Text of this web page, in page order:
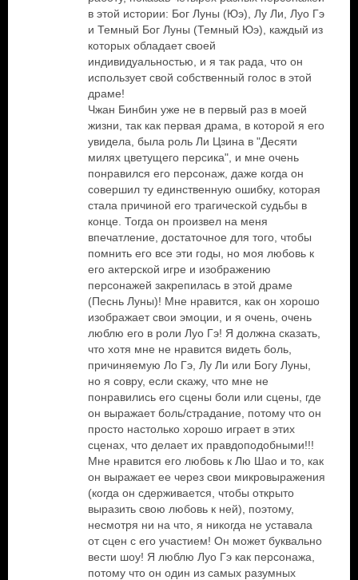
в этой истории: Бог Луны (Юэ), Лу Ли, Луо Гэ
и Темный Бог Луны (Темный Юэ), каждый из
которых обладает своей
индивидуальностью, и я так рада, что он
использует свой собственный голос в этой
драме!
Чжан Бинбин уже не в первый раз в моей
жизни, так как первая драма, в которой я его
увидела, была роль Ли Цзина в "Десяти
милях цветущего персика", и мне очень
понравился его персонаж, даже когда он
совершил ту единственную ошибку, которая
стала причиной его трагической судьбы в
конце. Тогда он произвел на меня
впечатление, достаточное для того, чтобы
помнить его все эти годы, но моя любовь к
его актерской игре и изображению
персонажей закрепилась в этой драме
(Песнь Луны)! Мне нравится, как он хорошо
изображает свои эмоции, и я очень, очень
люблю его в роли Луо Гэ! Я должна сказать,
что хотя мне не нравится видеть боль,
причиняемую Ло Гэ, Лу Ли или Богу Луны,
но я совру, если скажу, что мне не
понравились его сцены боли или сцены, где
он выражает боль/страдание, потому что он
просто настолько хорошо играет в этих
сценах, что делает их правдоподобными!!!
Мне нравится его любовь к Лю Шао и то, как
он выражает ее через свои микровыражения
(когда он сдерживается, чтобы открыто
выразить свою любовь к ней), поэтому,
несмотря ни на что, я никогда не уставала
от сцен с его участием! Он может буквально
вести шоу! Я люблю Луо Гэ как персонажа,
потому что он один из самых разумных